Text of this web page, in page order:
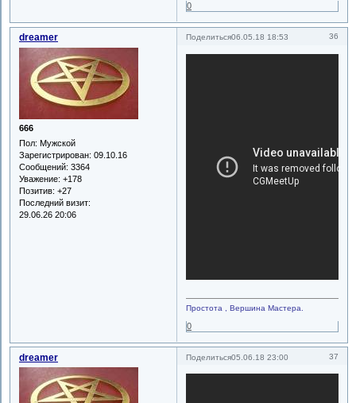
0
Поделиться 36
06.05.18 18:53
dreamer
666
Пол: Мужской
Зарегистрирован: 09.10.16
Сообщений: 3364
Уважение: +178
Позитив: +27
Последний визит:
29.06.26 20:06
Простота , Вершина Мастера.
0
Поделиться 37
05.06.18 23:00
dreamer